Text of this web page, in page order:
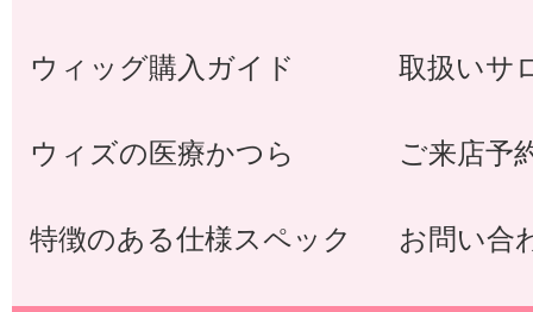
ウィッグ購入ガイド
ウィズの医療かつら
特徴のある仕様スペック
取扱いサ
ご来店予
お問い合